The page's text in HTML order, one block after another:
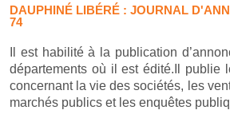
DAUPHINÉ LIBÉRÉ : JOURNAL
74
Il est habilité à la publication
départements où il est édité.Il publie
concernant la vie des sociétés, les
marchés publics et les enquêtes